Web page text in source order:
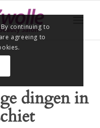
dingen in
continuing to
agreeing to